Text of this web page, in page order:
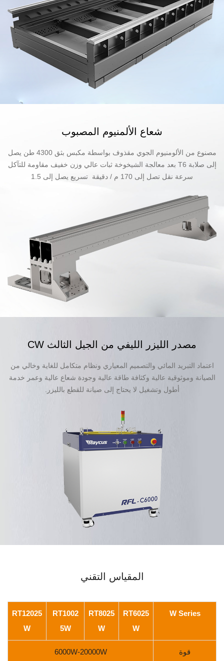
شعاع الألمنيوم المصبوب
مصنوع من الألومنيوم الجوي مقذوف بواسطة مكبس بثق 4300 طن يصل
إلى صلابة T6 بعد معالجة الشيخوخة ثبات عالي وزن خفيف مقاومة للتآكل
سرعة نقل تصل إلى 170 م / دقيقة تسريع يصل إلى 1.5
مصدر الليزر الليفي من الجيل الثالث CW
اعتماد التبريد المائي والتصميم المعياري ونظام متكامل للغاية وخالي من
الصيانة وموثوقية عالية وكثافة طاقة عالية وجودة شعاع عالية وعمر خدمة
أطول وتشغيل لا يحتاج إلى صيانة للقطع بالليزر.
المقياس التقني
W Series
RT6025
W
RT8025
W
RT1002
5W
RT12025
W
قوة 6000W-20000W